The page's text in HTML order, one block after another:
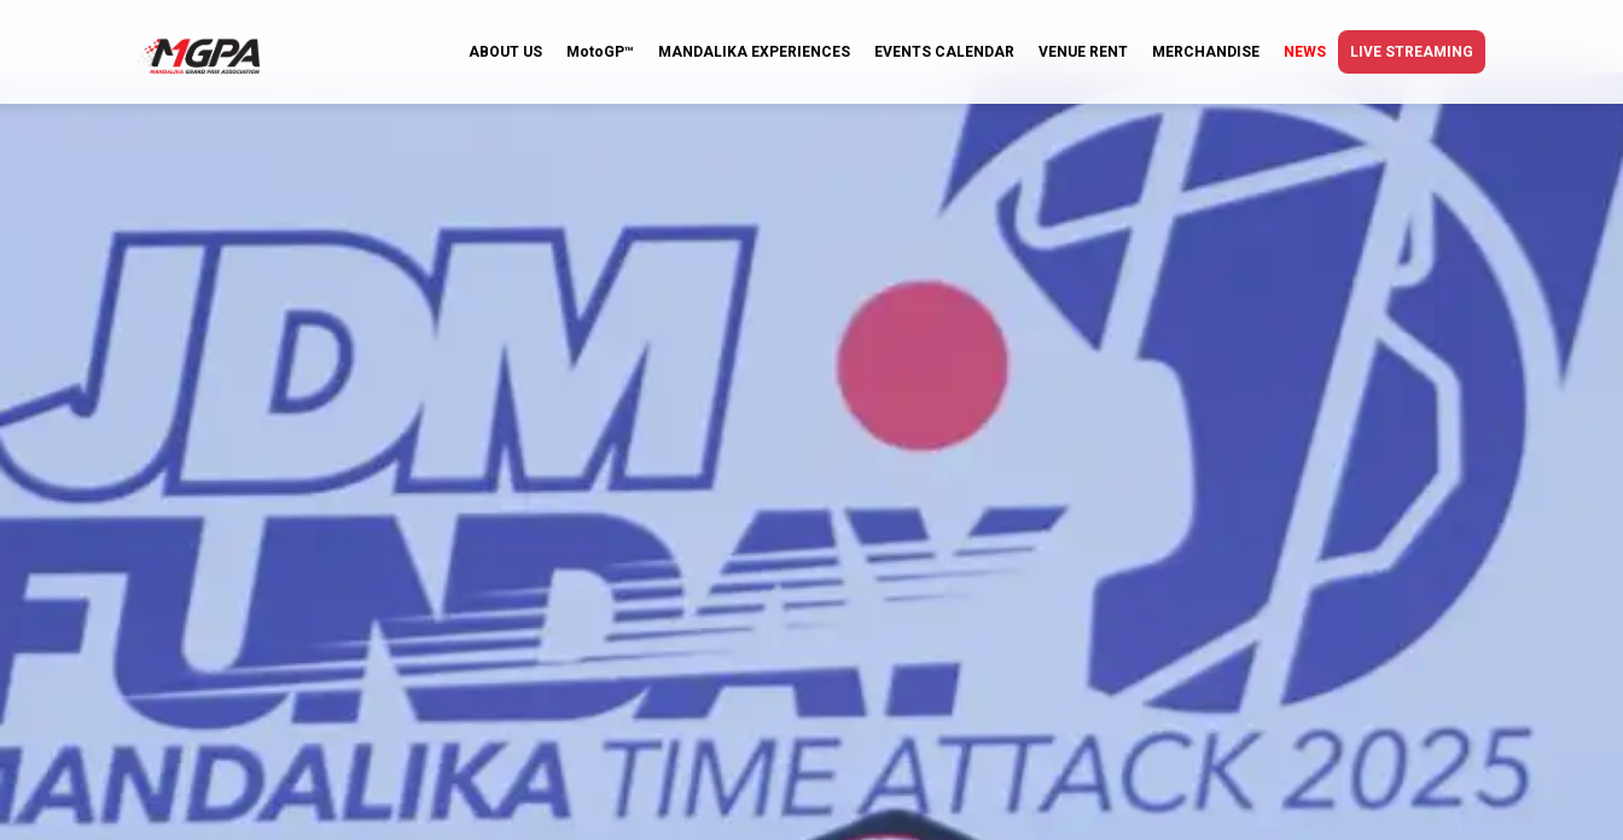
ABOUT US MotoGP™ MANDALIKA EXPERIENCES EVENTS CALENDAR VENUE RENT MERCHANDISE NEWS LIVE STREAMING